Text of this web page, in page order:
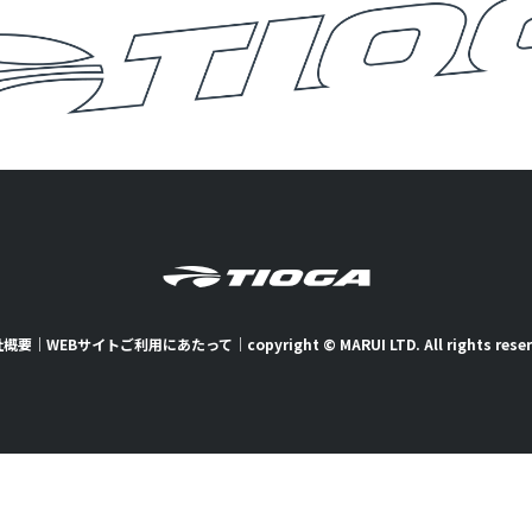
要｜ WEBサイトご利用にあたって ｜ copyright © MARUI LTD. All rights